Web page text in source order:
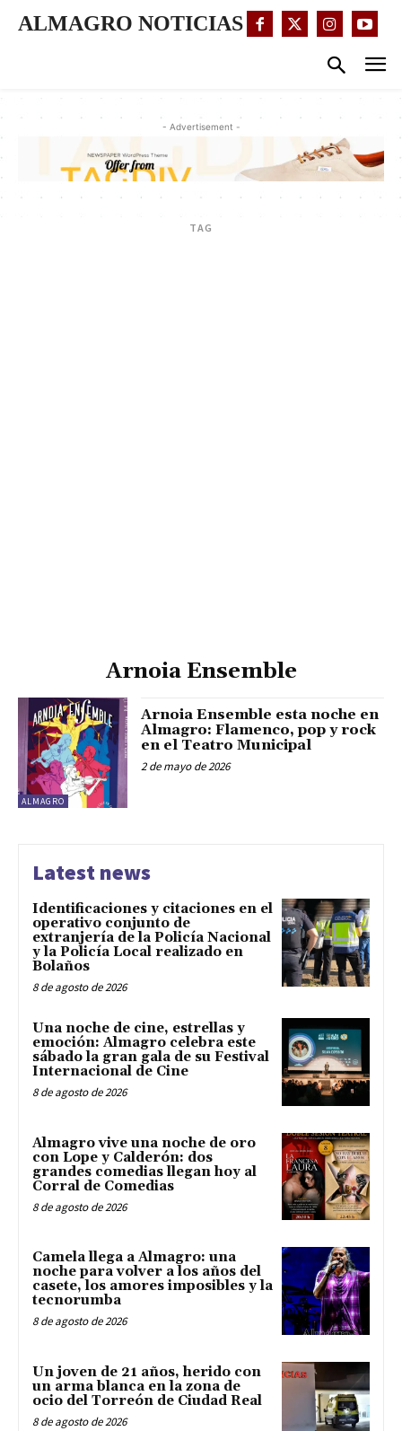
ALMAGRO NOTICIAS
- Advertisement -
TAG
Arnoia Ensemble
ALMAGRO
Arnoia Ensemble esta noche en
Almagro: Flamenco, pop y rock
en el Teatro Municipal
2 de mayo de 2026
Latest news
Identificaciones y citaciones en el
operativo conjunto de
extranjería de la Policía Nacional
y la Policía Local realizado en
Bolaños
8 de agosto de 2026
Una noche de cine, estrellas y
emoción: Almagro celebra este
sábado la gran gala de su Festival
Internacional de Cine
8 de agosto de 2026
Almagro vive una noche de oro
con Lope y Calderón: dos
grandes comedias llegan hoy al
Corral de Comedias
8 de agosto de 2026
Camela llega a Almagro: una
noche para volver a los años del
casete, los amores imposibles y la
tecnorumba
8 de agosto de 2026
Un joven de 21 años, herido con
un arma blanca en la zona de
ocio del Torreón de Ciudad Real
8 de agosto de 2026